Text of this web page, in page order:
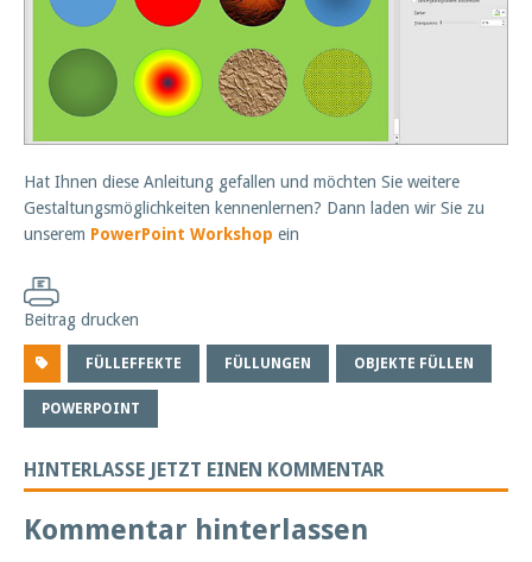
Hat Ihnen diese Anleitung gefallen und möchten Sie weitere
Gestaltungsmöglichkeiten kennenlernen? Dann laden wir Sie zu
unserem PowerPoint Workshop ein
Beitrag drucken
FÜLLEFFEKTE FÜLLUNGEN OBJEKTE FÜLLEN
POWERPOINT
HINTERLASSE JETZT EINEN KOMMENTAR
Kommentar hinterlassen